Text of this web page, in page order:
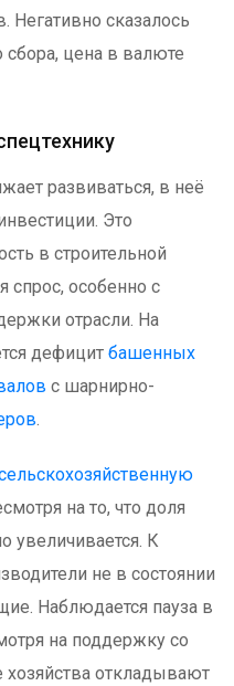
Негативно сказалось
цена в валюте
развиваться, в неё
Это
в строительной
спрос, особенно с
отрасли. На
дефицит башенных
с шарнирно-
.
на то, что доля
увеличивается. К
не в состоянии
Наблюдается пауза в
на поддержку со
хозяйства откладывают